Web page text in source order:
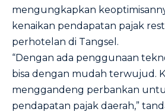
mengungkapkan
kenaikan pendapatan pajak
perhotelan di Tangsel.
“Dengan ada penggunaan
bisa dengan mudah terwujud.
menggandeng perbankan
pendapatan pajak daerah,”